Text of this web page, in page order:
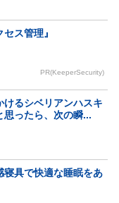
ス管理』
PR(KeeperSecurity)
るシベリアンハスキ
思ったら、次の瞬...
寝具で快適な睡眠をあ